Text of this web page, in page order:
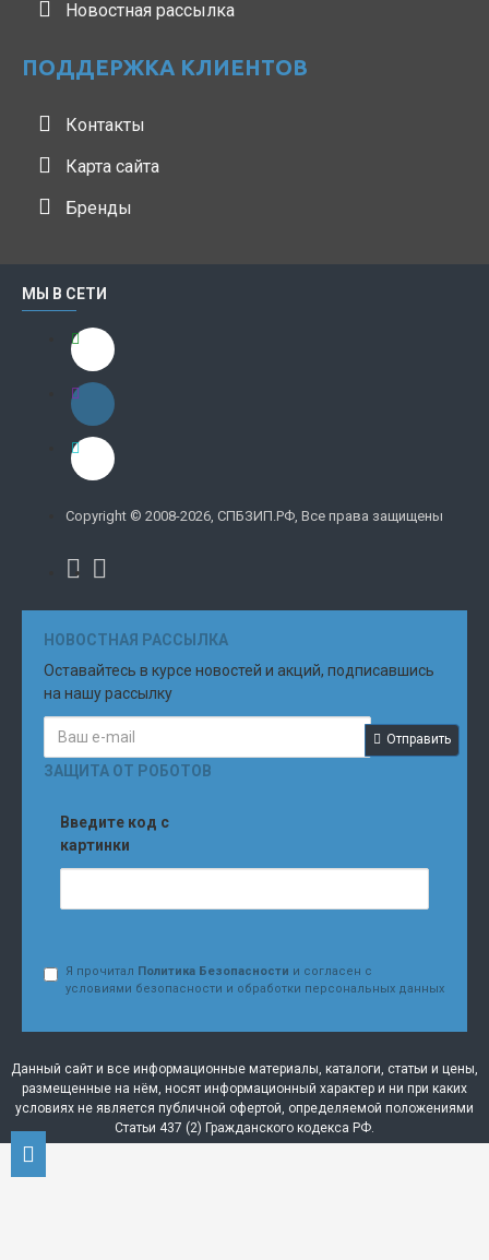
Новостная рассылка
ПОДДЕРЖКА КЛИЕНТОВ
Контакты
Карта сайта
Бренды
МЫ В СЕТИ
Copyright © 2008-2026, СПБЗИП.РФ, Все права защищены
НОВОСТНАЯ РАССЫЛКА
Оставайтесь в курсе новостей и акций, подписавшись
на нашу рассылку
Отправить
ЗАЩИТА ОТ РОБОТОВ
Введите код с
картинки
Я прочитал Политика Безопасности и согласен с
условиями безопасности и обработки персональных данных
Данный сайт и все информационные материалы, каталоги, статьи и цены,
размещенные на нём, носят информационный характер и ни при каких
условиях не является публичной офертой, определяемой положениями
Статьи 437 (2) Гражданского кодекса РФ.